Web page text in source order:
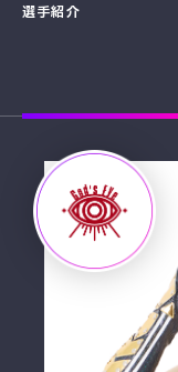
選手紹介